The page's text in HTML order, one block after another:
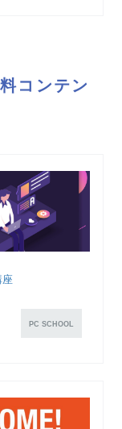
コンテン
座
PC SCHOOL